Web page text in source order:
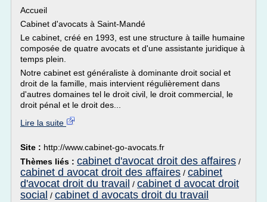
Accueil
Cabinet d'avocats à Saint-Mandé
Le cabinet, créé en 1993, est une structure à taille humaine
composée de quatre avocats et d'une assistante juridique à
temps plein.
Notre cabinet est généraliste à dominante droit social et
droit de la famille, mais intervient régulièrement dans
d'autres domaines tel le droit civil, le droit commercial, le
droit pénal et le droit des...
Lire la suite
Site : http://www.cabinet-go-avocats.fr
Thèmes liés : cabinet d'avocat droit des affaires /
cabinet d avocat droit des affaires / cabinet
d'avocat droit du travail / cabinet d avocat droit
social / cabinet d avocats droit du travail